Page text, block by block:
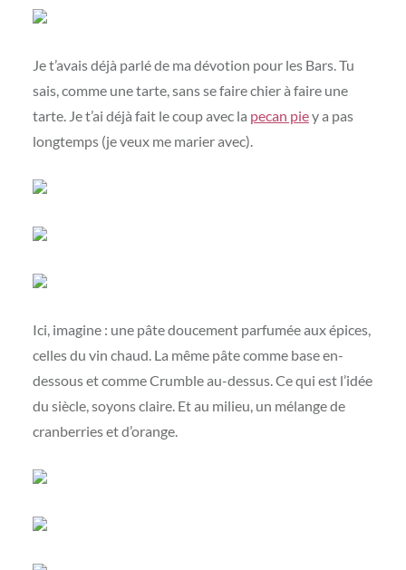
Je t’avais déjà parlé de ma dévotion pour les Bars. Tu
sais, comme une tarte, sans se faire chier à faire une
tarte. Je t’ai déjà fait le coup avec la pecan piey a pas
longtemps (je veux me marier avec).
Ici, imagine : une pâte doucement parfumée aux épices,
celles du vin chaud. La même pâte comme base en-
dessous et comme Crumble au-dessus. Ce qui est l’idée
du siècle, soyons claire. Et au milieu, un mélange de
cranberries et d’orange.